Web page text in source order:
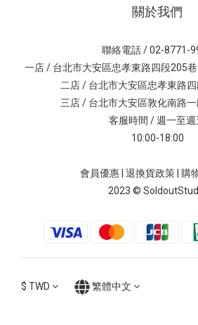
關於我們
聯絡電話 / 02-8771-
一店 / 台北市大安區忠孝東路四段205
二店 / 台北市大安區忠孝東路
三店 / 台北市大安區敦化南路
客服時間 / 週一至週
10:00-18:00
會員優惠 退換貨政策
購
2023 ©
$ TWD 繁體中文